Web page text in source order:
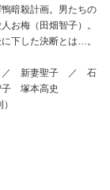
暗殺計画。男たちの
お梅（田畑智子）。
下した決断とは…。
／ 新妻聖子 ／ 石
塚本高史